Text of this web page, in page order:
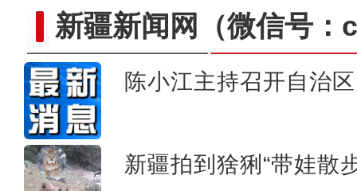
新疆新闻网 （微信号
陈小江主持召开自治
新疆拍到猞猁“带娃散
陈小江：新疆人权状况 生活在这片土